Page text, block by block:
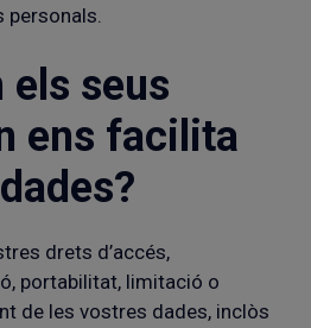
els seus
ens facilita
drets d’accés,
portabilitat, limitació o
de les vostres dades, inclòs